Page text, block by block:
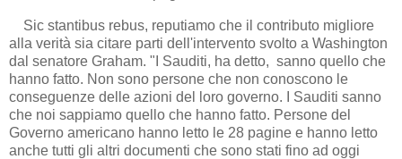
Sic stantibus rebus, reputiamo che il contributo migliore
alla verità sia citare parti dell'intervento svolto a Washington
dal senatore Graham. "I Sauditi, ha detto, sanno quello che
hanno fatto. Non sono persone che non conoscono le
conseguenze delle azioni del loro governo. I Sauditi sanno
che noi sappiamo quello che hanno fatto. Persone del
Governo americano hanno letto le 28 pagine e hanno letto
anche tutti gli altri documenti che sono stati fino ad oggi